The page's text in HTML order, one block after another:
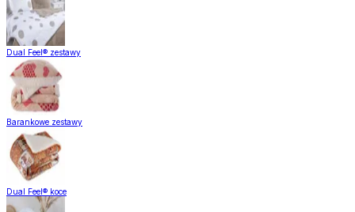
Dual Feel® zestawy
Barankowe zestawy
Dual Feel® koce